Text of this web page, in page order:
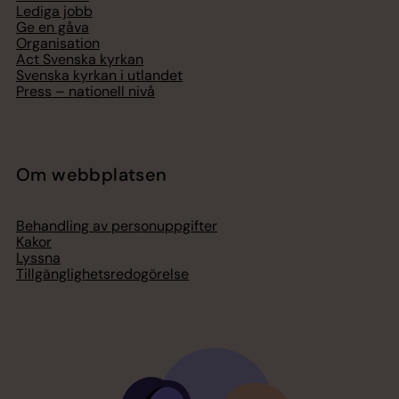
Lediga jobb
Ge en gåva
Organisation
Act Svenska kyrkan
Svenska kyrkan i utlandet
Press – nationell nivå
Om webbplatsen
Behandling av personuppgifter
Kakor
Lyssna
Tillgänglighetsredogörelse